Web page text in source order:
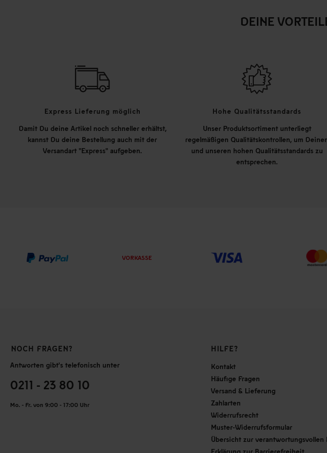
DEINE
Express Lieferung möglich
Damit Du deine Artikel noch schneller erhältst,
kannst Du deine Bestellung auch mit der
Versandart "Express" aufgeben.
Hohe Qualitätsstandards
Unser Produktsortiment unterliegt
regelmäßigen Qualitätskontrollen, um
und unseren hohen Qualitätsstandards zu
entsprechen.
VORKASSE
NOCH FRAGEN?
Antworten gibt's telefonisch unter
0211 - 23 80 10
Mo. - Fr. von 9:00 - 17:00 Uhr
HILFE?
Kontakt
Häufige Fragen
Versand & Lieferung
Zahlarten
Widerrufsrecht
Muster-Widerrufsformular
Übersicht zur verantwortungsvollen
Erklärung zur Barrierefreiheit